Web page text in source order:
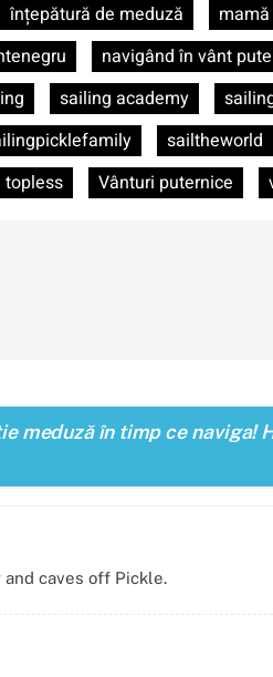
înțepătură de meduză
navigând în vânt
sailing academy
sailtheworld
topless Vânturi puternice
meduză în timp ce naviga!
caves off Pickle.